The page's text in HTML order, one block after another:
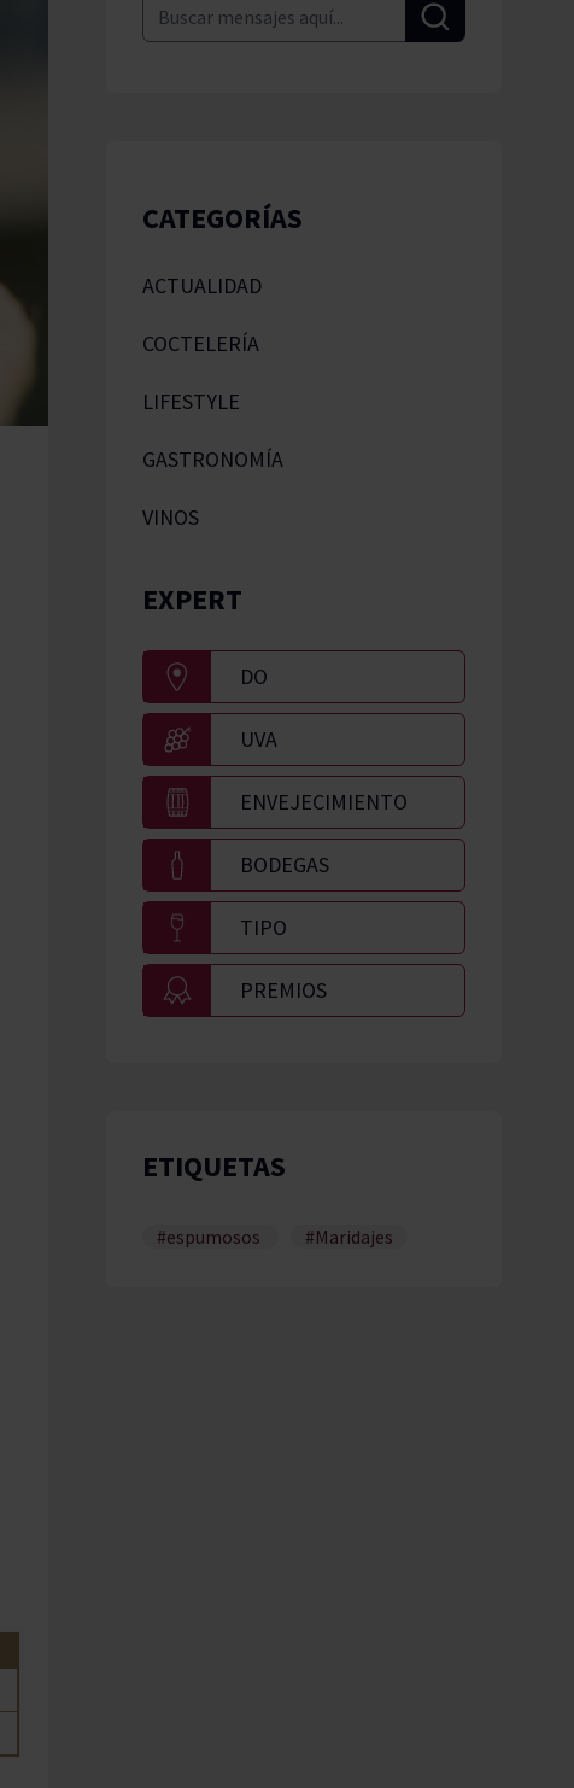
Pascal Jolivet
CATEGORÍAS
ACTUALIDAD
COCTELERÍA
LIFESTYLE
GASTRONOMÍA
VINOS
EXPERT
DO
UVA
ENVEJECIMIENTO
BODEGAS
TIPO
PREMIOS
ETIQUETAS
#espumosos #Maridajes